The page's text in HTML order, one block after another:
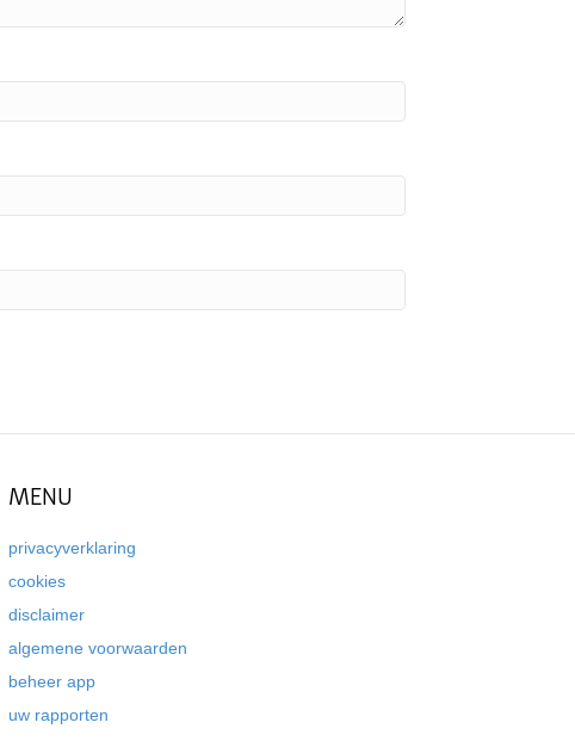
MENU
privacyverklaring
cookies
disclaimer
algemene voorwaarden
beheer app
uw rapporten